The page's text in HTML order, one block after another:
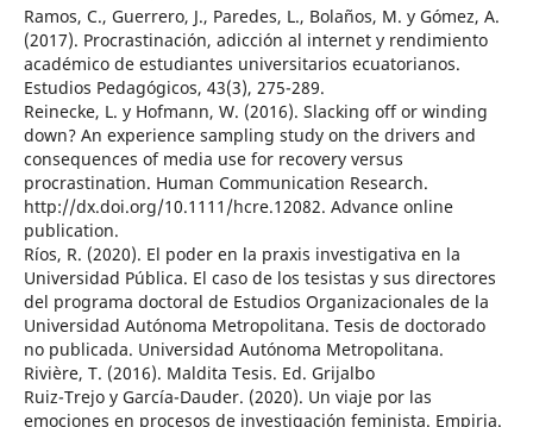
Ramos, C., Guerrero, J., Paredes, L., Bolaños, M. y Gómez, A.
(2017). Procrastinación, adicción al internet y rendimiento
académico de estudiantes universitarios ecuatorianos.
Estudios Pedagógicos, 43(3), 275-289.
Reinecke, L. y Hofmann, W. (2016). Slacking off or winding
down? An experience sampling study on the drivers and
consequences of media use for recovery versus
procrastination. Human Communication Research.
http://dx.doi.org/10.1111/hcre.12082. Advance online
publication.
Ríos, R. (2020). El poder en la praxis investigativa en la
Universidad Pública. El caso de los tesistas y sus directores
del programa doctoral de Estudios Organizacionales de la
Universidad Autónoma Metropolitana. Tesis de doctorado
no publicada. Universidad Autónoma Metropolitana.
Rivière, T. (2016). Maldita Tesis. Ed. Grijalbo
Ruiz-Trejo y García-Dauder. (2020). Un viaje por las
emociones en procesos de investigación feminista. Empiria.